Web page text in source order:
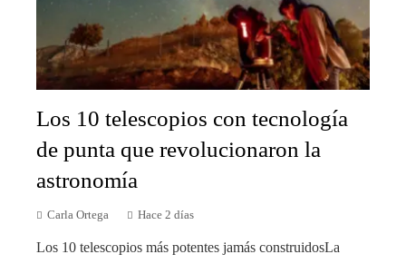
Los 10 telescopios con tecnología
de punta que revolucionaron la
astronomía
Carla Ortega Hace 2 días
Los 10 telescopios más potentes jamás construidosLa